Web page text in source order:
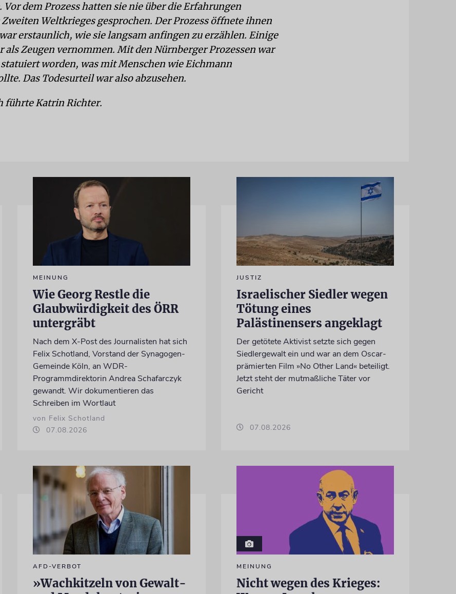
Vor dem Prozess hatten sie nie über die Erfahrungen
Zweiten Weltkrieges gesprochen. Der Prozess öffnete ihnen
erstaunlich, wie sie langsam anfingen zu erzählen. Einige
als Zeugen vernommen. Mit den Nürnberger Prozessen war
worden, was mit Menschen wie Eichmann
Das Todesurteil war also abzusehen.
führte Katrin Richter.
MEINUNG
Wie Georg Restle die
Glaubwürdigkeit des ÖRR
untergräbt
Nach dem X-Post des Journalisten hat sich
Felix Schotland, Vorstand der Synagogen-
Gemeinde Köln, an WDR-
Programmdirektorin Andrea Schafarczyk
gewandt. Wir dokumentieren das
Schreiben im Wortlaut
von Felix Schotland
07.08.2026
JUSTIZ
Israelischer Siedler wegen
Tötung eines
Palästinensers angeklagt
Der getötete Aktivist setzte sich gegen
Siedlergewalt ein und war an dem Oscar-
prämierten Film »No Other Land« beteiligt.
Jetzt steht der mutmaßliche Täter vor
Gericht
07.08.2026
AFD-VERBOT
»Wachkitzeln von Gewalt-
MEINUNG
Nicht wegen des Krieges: